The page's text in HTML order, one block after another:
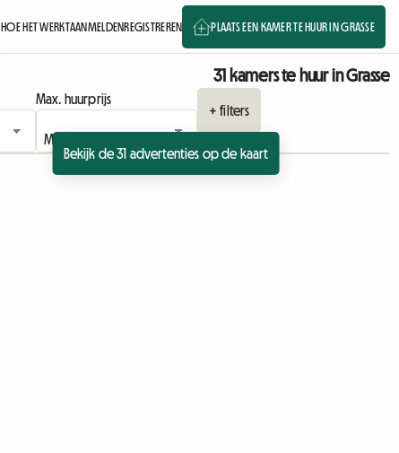
HOE HET WERKTAANMELDENREGISTREREN PLAATS EEN KAMER TE HUUR IN GRASSE
31 kamers te huur in Grasse
Max. huurprijs
+ filters
Bekijk de 31 advertenties op de kaart